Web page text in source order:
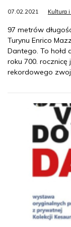
07.02.2021 Kultura
97 metrów
Turynu Enrico
Dantego. To hołd
roku 700.
rekordowego